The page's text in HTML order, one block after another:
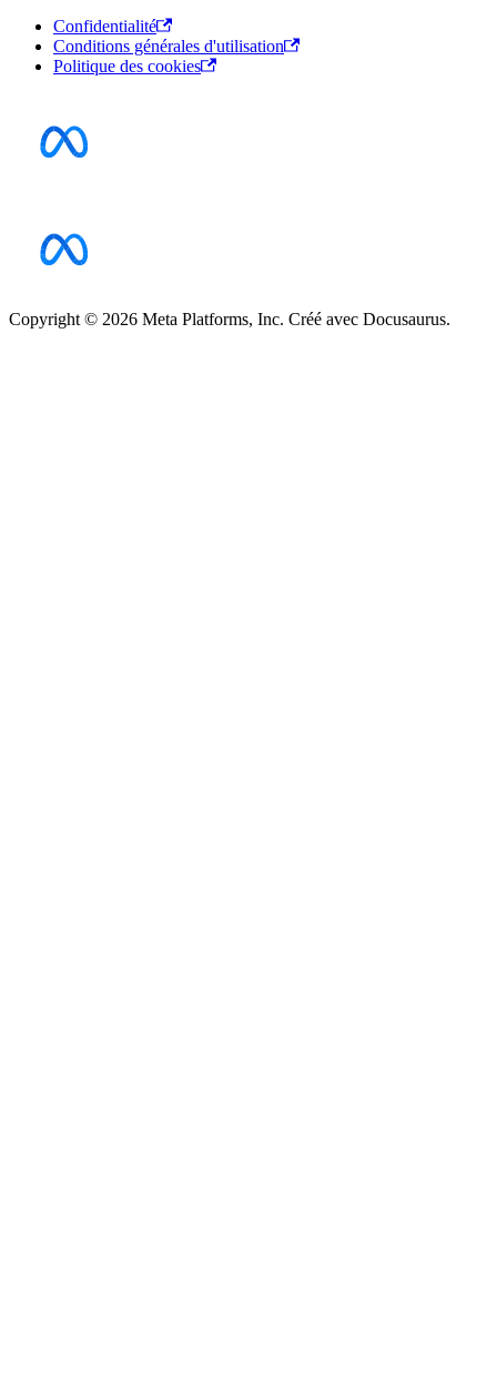
Confidentialité
Conditions générales d'utilisation
Politique des cookies
Copyright © 2026 Meta Platforms, Inc. Créé avec Docusaurus.